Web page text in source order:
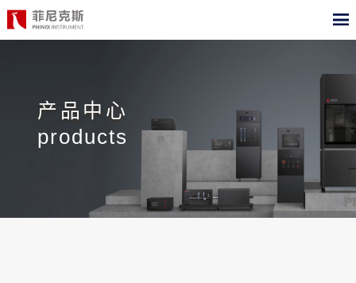
产品中心产品中心
products